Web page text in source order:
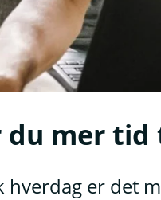
mer tid
hverdag er det